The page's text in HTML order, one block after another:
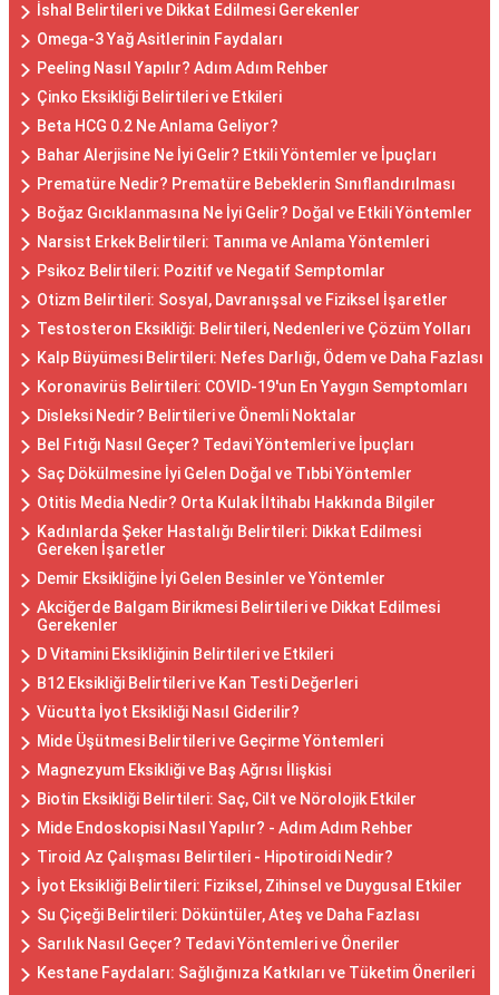
İshal Belirtileri ve Dikkat Edilmesi Gerekenler
Omega-3 Yağ Asitlerinin Faydaları
Peeling Nasıl Yapılır? Adım Adım Rehber
Çinko Eksikliği Belirtileri ve Etkileri
Beta HCG 0.2 Ne Anlama Geliyor?
Bahar Alerjisine Ne İyi Gelir? Etkili Yöntemler ve İpuçları
Prematüre Nedir? Prematüre Bebeklerin Sınıflandırılması
Boğaz Gıcıklanmasına Ne İyi Gelir? Doğal ve Etkili Yöntemler
Narsist Erkek Belirtileri: Tanıma ve Anlama Yöntemleri
Psikoz Belirtileri: Pozitif ve Negatif Semptomlar
Otizm Belirtileri: Sosyal, Davranışsal ve Fiziksel İşaretler
Testosteron Eksikliği: Belirtileri, Nedenleri ve Çözüm Yolları
Kalp Büyümesi Belirtileri: Nefes Darlığı, Ödem ve Daha Fazlası
Koronavirüs Belirtileri: COVID-19'un En Yaygın Semptomları
Disleksi Nedir? Belirtileri ve Önemli Noktalar
Bel Fıtığı Nasıl Geçer? Tedavi Yöntemleri ve İpuçları
Saç Dökülmesine İyi Gelen Doğal ve Tıbbi Yöntemler
Otitis Media Nedir? Orta Kulak İltihabı Hakkında Bilgiler
Kadınlarda Şeker Hastalığı Belirtileri: Dikkat Edilmesi
Gereken İşaretler
Demir Eksikliğine İyi Gelen Besinler ve Yöntemler
Akciğerde Balgam Birikmesi Belirtileri ve Dikkat Edilmesi
Gerekenler
D Vitamini Eksikliğinin Belirtileri ve Etkileri
B12 Eksikliği Belirtileri ve Kan Testi Değerleri
Vücutta İyot Eksikliği Nasıl Giderilir?
Mide Üşütmesi Belirtileri ve Geçirme Yöntemleri
Magnezyum Eksikliği ve Baş Ağrısı İlişkisi
Biotin Eksikliği Belirtileri: Saç, Cilt ve Nörolojik Etkiler
Mide Endoskopisi Nasıl Yapılır? - Adım Adım Rehber
Tiroid Az Çalışması Belirtileri - Hipotiroidi Nedir?
İyot Eksikliği Belirtileri: Fiziksel, Zihinsel ve Duygusal Etkiler
Su Çiçeği Belirtileri: Döküntüler, Ateş ve Daha Fazlası
Sarılık Nasıl Geçer? Tedavi Yöntemleri ve Öneriler
Kestane Faydaları: Sağlığınıza Katkıları ve Tüketim Önerileri